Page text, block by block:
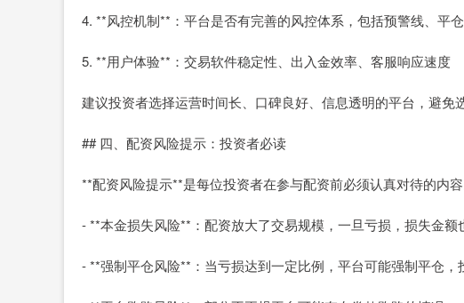
4. **风控机制**：平台是否有完善的风控体系，包括预警线、平
5. **用户体验**：交易软件稳定性、出入金效率、客服响应速度
建议投资者选择运营时间长、口碑良好、信息透明的平台，避免
## 四、配资风险提示：投资者必读
**配资风险提示**是每位投资者在参与配资前必须认真对待的内
- **本金损失风险**：配资放大了交易规模，一旦亏损，损失金额
- **强制平仓风险**：当亏损达到一定比例，平台可能强制平仓